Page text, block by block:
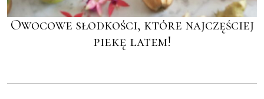
Owocowe słodkości, które najczęściej
piekę latem!